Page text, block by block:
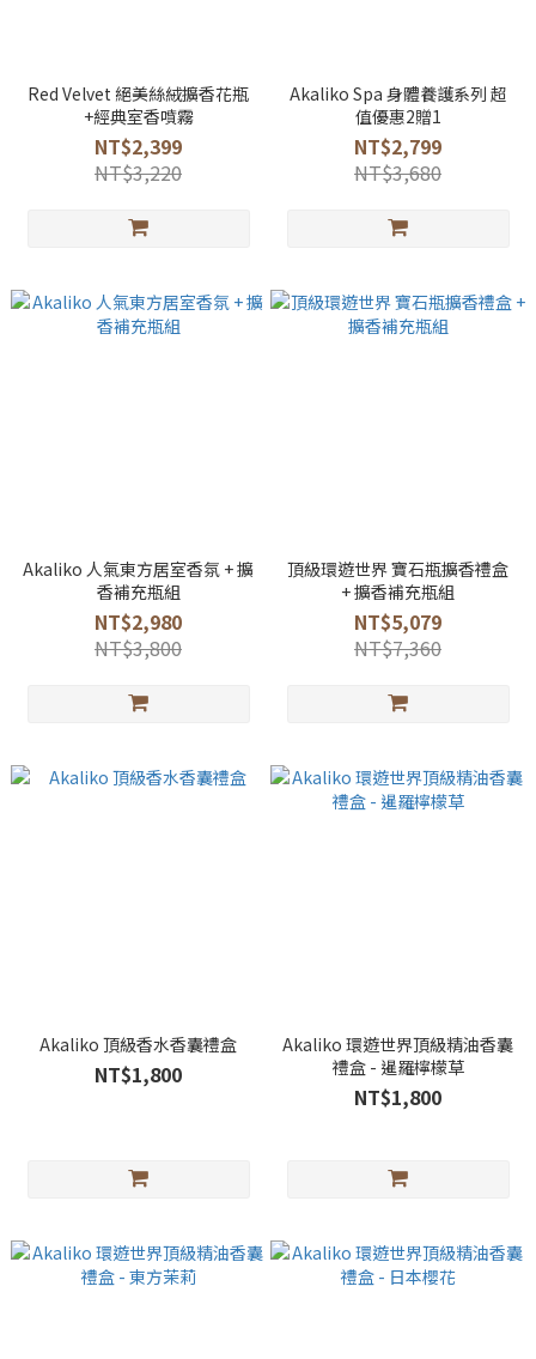
Red Velvet 絕美絲絨擴香花瓶
+經典室香噴霧
NT$2,399
NT$3,220
Akaliko Spa 身體養護系列 超
值優惠2贈1
NT$2,799
NT$3,680
Akaliko 人氣東方居室香氛 + 擴
香補充瓶組
NT$2,980
NT$3,800
頂級環遊世界 寶石瓶擴香禮盒
+ 擴香補充瓶組
NT$5,079
NT$7,360
Akaliko 頂級香水香囊禮盒
NT$1,800
Akaliko 環遊世界頂級精油香囊
禮盒 - 暹羅檸檬草
NT$1,800